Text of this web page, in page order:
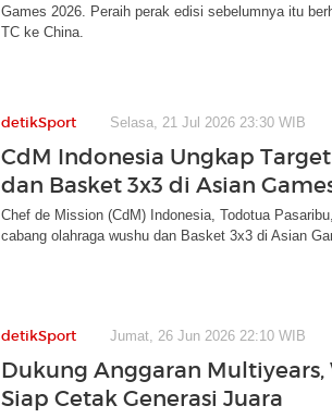
Games 2026. Peraih perak edisi sebelumnya itu
TC ke China.
detikSport Selasa, 21 Jul 2026 23:30 WIB
CdM Indonesia Ungkap
dan Basket 3x3 di Asian
Chef de Mission (CdM) Indonesia, Todotua
cabang olahraga wushu dan Basket 3x3 di Asian
detikSport Jumat, 26 Jun 2026 22:10 WIB
Dukung Anggaran Multiyears,
Siap Cetak Generasi Juara